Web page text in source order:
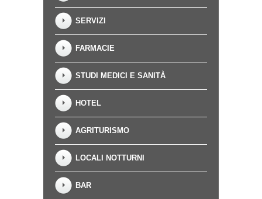
SERVIZI
FARMACIE
STUDI MEDICI E SANITÀ
HOTEL
AGRITURISMO
LOCALI NOTTURNI
BAR